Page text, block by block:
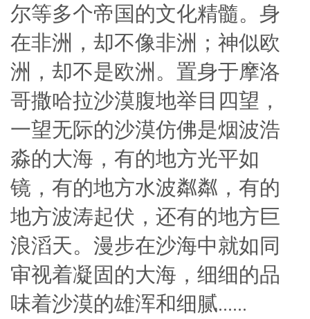
尔等多个帝国的文化精髓。身
在非洲，却不像非洲；神似欧
洲，却不是欧洲。置身于摩洛
哥撒哈拉沙漠腹地举目四望，
一望无际的沙漠仿佛是烟波浩
淼的大海，有的地方光平如
镜，有的地方水波粼粼，有的
地方波涛起伏，还有的地方巨
浪滔天。漫步在沙海中就如同
审视着凝固的大海，细细的品
味着沙漠的雄浑和细腻……